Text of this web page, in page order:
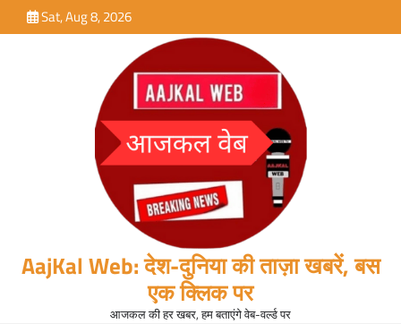
to
Sat, Aug 8, 2026
AajKal Web: देश-दुनिया की ताज़ा खबरें, बस
एक क्लिक पर
आजकल की हर खबर, हम बताएंगे वेब-वर्ल्ड पर